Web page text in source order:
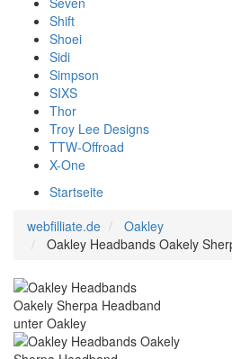
Shift
Shoei
Sidi
Simpson
SIXS
Thor
Troy Lee Designs
TTW-Offroad
X-One
Startseite
webfilliate.de
Oakley
Oakley Headbands Oakely